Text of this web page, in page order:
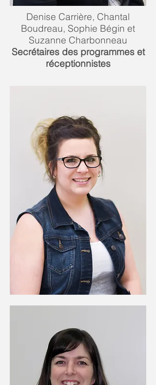
Denise Carrière, Chantal
Boudreau, Sophie Bégin et
Suzanne Charbonneau
Secrétaires des programmes et
réceptionnistes